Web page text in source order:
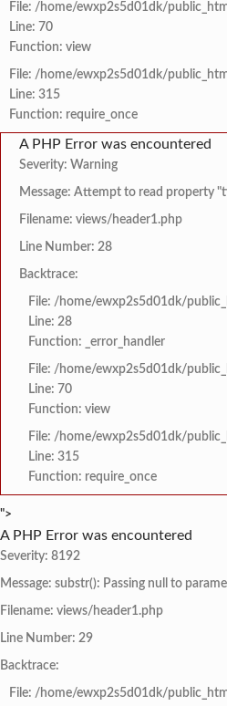
File: /home/ewxp2s5d01dk/
Line: 70
Function: view
File: /home/ewxp2s5d01dk/
Line: 315
Function: require_once
A PHP Error was encountered
Severity: Warning
Message: Attempt to read property
Filename: views/header1.php
Line Number: 28
Backtrace:
File: /home/ewxp2s5d01dk/
Line: 28
Function: _error_handler
File: /home/ewxp2s5d01dk/
Line: 70
Function: view
File: /home/ewxp2s5d01dk/
Line: 315
Function: require_once
">
A PHP Error was encountered
Severity: 8192
Message: substr(): Passing null to
Filename: views/header1.php
Line Number: 29
Backtrace:
File: /home/ewxp2s5d01dk/